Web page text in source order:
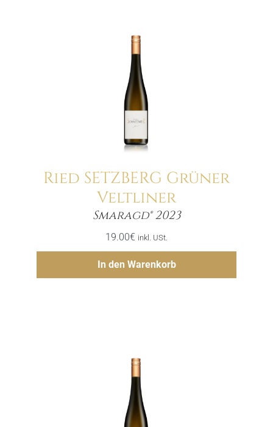
Ried SETZBERG Grüner
Veltliner
Smaragd® 2023
19.00€ inkl. USt.
In den Warenkorb
Menge
Hinzufügen